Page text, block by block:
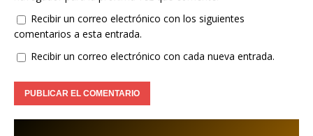
Recibir un correo electrónico con los siguientes
comentarios a esta entrada.
Recibir un correo electrónico con cada nueva entrada.